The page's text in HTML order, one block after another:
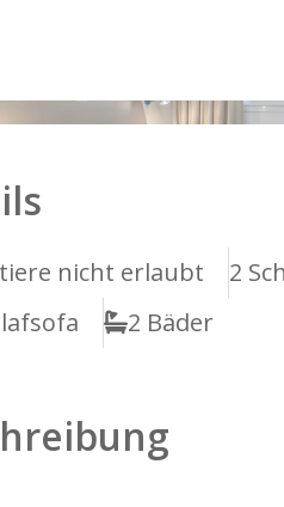
nicht erlaubt
2
2 Bäder